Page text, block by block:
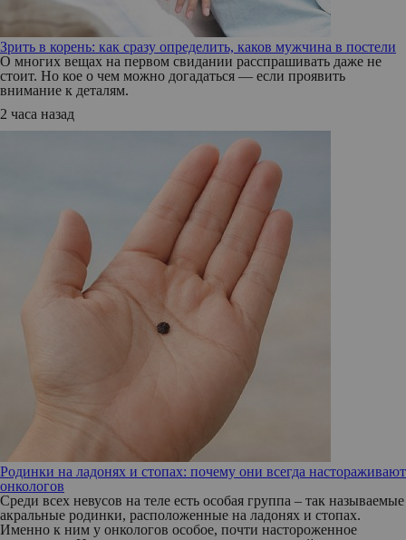
Зрить в корень: как сразу определить, каков мужчина в постели
О многих вещах на первом свидании расспрашивать даже не
стоит. Но кое о чем можно догадаться — если проявить
внимание к деталям.
2 часа назад
Родинки на ладонях и стопах: почему они всегда настораживают
онкологов
Среди всех невусов на теле есть особая группа – так называемые
акральные родинки, расположенные на ладонях и стопах.
Именно к ним у онкологов особое, почти настороженное